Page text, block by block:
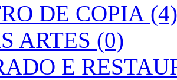
DE COPIA (4)
ARTES (0)
E